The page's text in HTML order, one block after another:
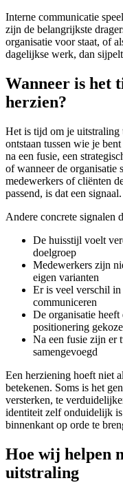
Interne communicatie
zijn de belangrijkste
organisatie voor staat, of
dagelijkse werk, dan
Wanneer is het
herzien?
Het is tijd om je uitstraling
ontstaan tussen wie je
na een fusie, een
of wanneer de organisatie
medewerkers of cliënten
passend, is dat een signaal.
Andere concrete signalen
De huisstijl voelt
doelgroep
Medewerkers zijn
eigen varianten
Er is veel verschil
communiceren
De organisatie
positionering
Na een fusie zijn er
samengevoegd
Een herziening hoeft niet
betekenen. Soms is het
versterken, te
identiteit zelf onduidelijk
binnenkant op orde te
Hoe wij helpen
uitstraling